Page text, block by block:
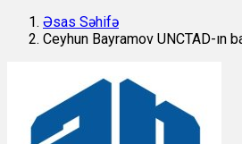
Əsas Səhifə
Ceyhun Bayramov UNCTAD-ın